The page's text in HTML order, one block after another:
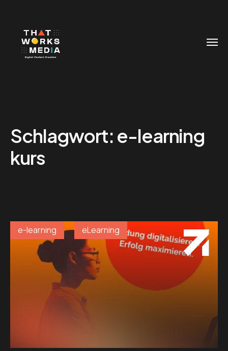
Schlagwort: e-learning
kurs
e-learning eLearning